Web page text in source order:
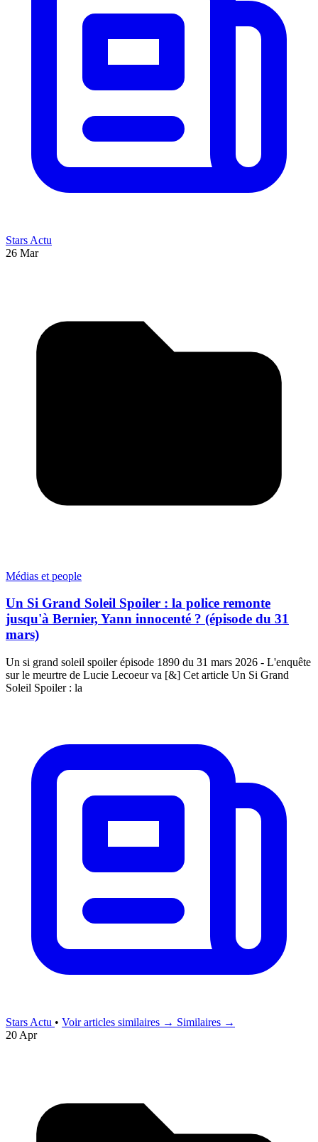
Stars Actu
26 Mar
Médias et people
Un Si Grand Soleil Spoiler : la police remonte
jusqu'à Bernier, Yann innocenté ? (épisode du 31
mars)
Un si grand soleil spoiler épisode 1890 du 31 mars 2026 - L'enquête
sur le meurtre de Lucie Lecoeur va [&] Cet article Un Si Grand
Soleil Spoiler : la
Stars Actu • Voir articles similaires → Similaires →
20 Apr